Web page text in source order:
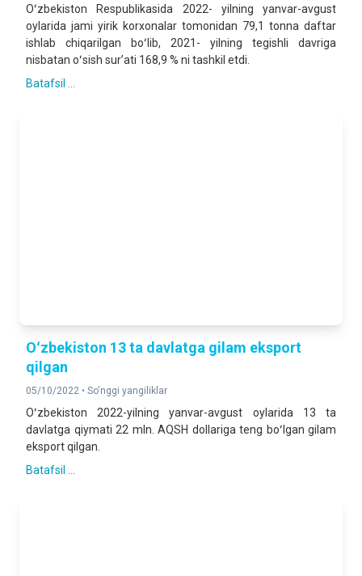
Oʻzbekiston Respublikasida 2022- yilning yanvar-avgust
oylarida jami yirik korxonalar tomonidan 79,1 tonna daftar
ishlab chiqarilgan boʻlib, 2021- yilning tegishli davriga
nisbatan oʻsish surʼati 168,9 % ni tashkil etdi.
Batafsil ...
Oʻzbekiston 13 ta davlatga gilam eksport
qilgan
05/10/2022 • So'nggi yangiliklar
Oʻzbekiston 2022-yilning yanvar-avgust oylarida 13 ta
davlatga qiymati 22 mln. AQSH dollariga teng boʻlgan gilam
eksport qilgan.
Batafsil ...